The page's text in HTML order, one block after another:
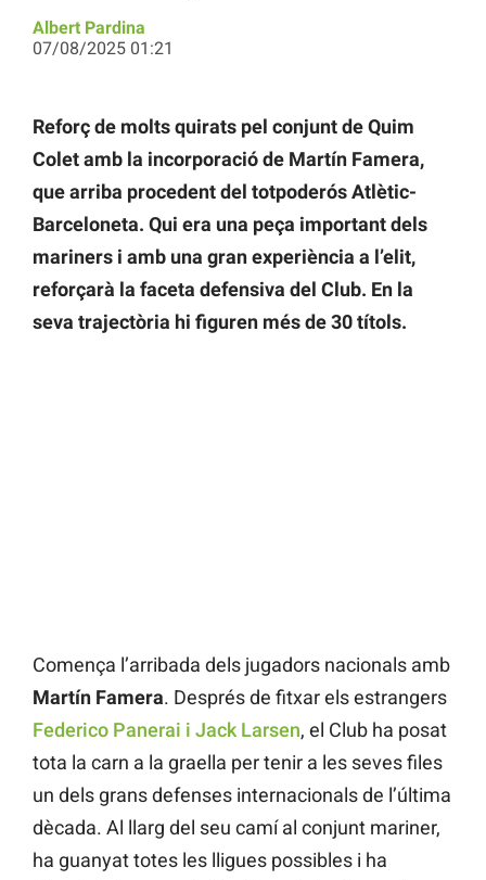
Albert Pardina
07/08/2025 01:21
Reforç de molts quirats pel conjunt de Quim
Colet amb la incorporació de Martín Famera,
que arriba procedent del totpoderós Atlètic-
Barceloneta. Qui era una peça important dels
mariners i amb una gran experiència a l’elit,
reforçarà la faceta defensiva del Club. En la
seva trajectòria hi figuren més de 30 títols.
Comença l’arribada dels jugadors nacionals amb
Martín Famera. Després de fitxar els estrangers
Federico Panerai i Jack Larsen, el Club ha posat
tota la carn a la graella per tenir a les seves files
un dels grans defenses internacionals de l’última
dècada. Al llarg del seu camí al conjunt mariner,
ha guanyat totes les lligues possibles i ha